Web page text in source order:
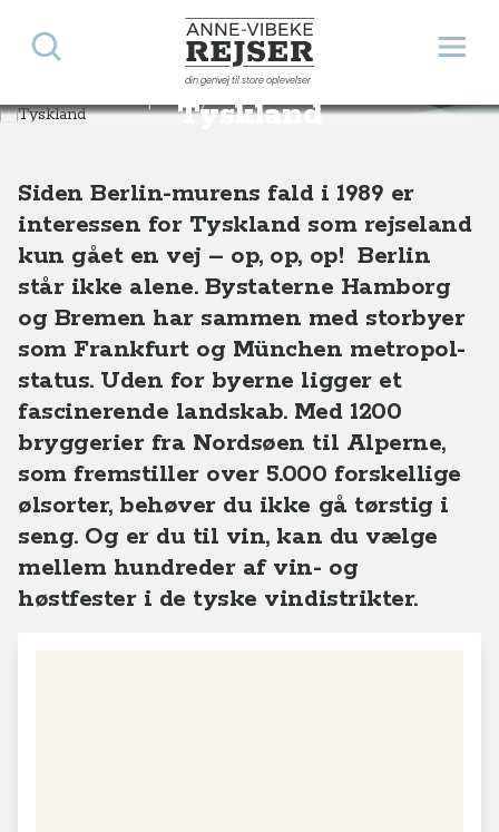
Anne-Vibeke Rejser
din genvej til store oplevelser
Åbn
Søg
Tyskland
Destinationer Europa Tyskland
Siden Berlin-murens fald i 1989 er
interessen for Tyskland som rejseland
kun gået en vej – op, op, op! Berlin
står ikke alene. Bystaterne Hamborg
og Bremen har sammen med storbyer
som Frankfurt og München metropol-
status. Uden for byerne ligger et
fascinerende landskab. Med 1200
bryggerier fra Nordsøen til Alperne,
som fremstiller over 5.000 forskellige
ølsorter, behøver du ikke gå tørstig i
seng. Og er du til vin, kan du vælge
mellem hundreder af vin- og
høstfester i de tyske vindistrikter.